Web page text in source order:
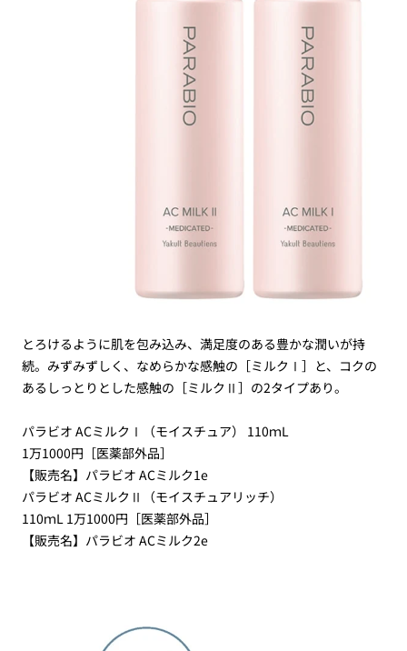
とろけるように肌を包み込み、満足度のある豊かな潤いが持
続。みずみずしく、なめらかな感触の［ミルクⅠ］と、コクの
あるしっとりとした感触の［ミルクⅡ］の2タイプあり。
パラビオ ACミルクⅠ（モイスチュア） 110ｍL
1万1000円［医薬部外品］
【販売名】パラビオ ACミルク1e
パラビオ ACミルクⅡ（モイスチュアリッチ）
110ｍL 1万1000円［医薬部外品］
【販売名】パラビオ ACミルク2e